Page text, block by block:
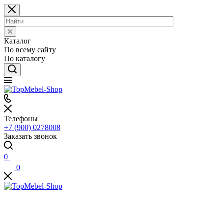
Каталог
По всему сайту
По каталогу
Телефоны
+7 (900) 0278008
Заказать звонок
0
0